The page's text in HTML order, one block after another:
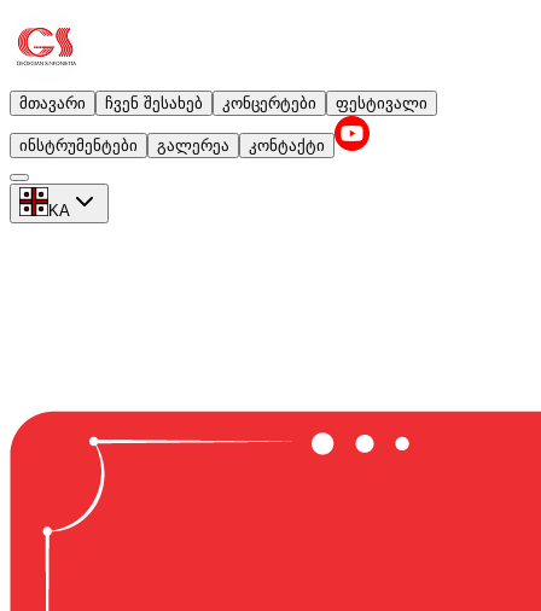
მთავარი ჩვენ შესახებ კონცერტები ფესტივალი
ინსტრუმენტები გალერეა კონტაქტი
KA